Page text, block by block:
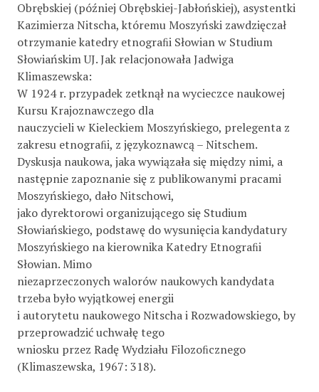
Obrębskiej (później Obrębskiej-Jabłońskiej), asystentki
Kazimierza Nitscha, któremu Moszyński zawdzięczał
otrzymanie katedry etnograﬁi Słowian w Studium
Słowiańskim UJ. Jak relacjonowała Jadwiga
Klimaszewska:
W 1924 r. przypadek zetknął na wycieczce naukowej
Kursu Krajoznawczego dla
nauczycieli w Kieleckiem Moszyńskiego, prelegenta z
zakresu etnograﬁi, z językoznawcą – Nitschem.
Dyskusja naukowa, jaka wywiązała się między nimi, a
następnie zapoznanie się z publikowanymi pracami
Moszyńskiego, dało Nitschowi,
jako dyrektorowi organizującego się Studium
Słowiańskiego, podstawę do wysunięcia kandydatury
Moszyńskiego na kierownika Katedry Etnograﬁi
Słowian. Mimo
niezaprzeczonych walorów naukowych kandydata
trzeba było wyjątkowej energii
i autorytetu naukowego Nitscha i Rozwadowskiego, by
przeprowadzić uchwałę tego
wniosku przez Radę Wydziału Filozoﬁcznego
(Klimaszewska, 1967: 318).